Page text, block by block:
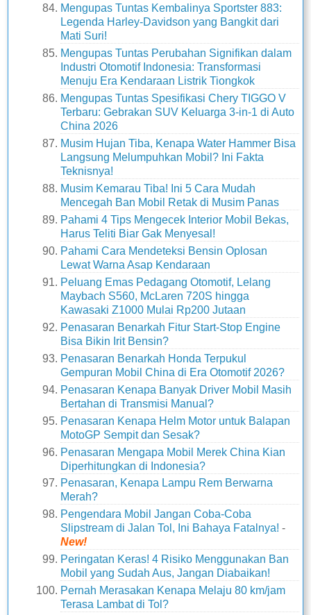
Mengupas Tuntas Kembalinya Sportster 883:
Legenda Harley-Davidson yang Bangkit dari
Mati Suri!
Mengupas Tuntas Perubahan Signifikan dalam
Industri Otomotif Indonesia: Transformasi
Menuju Era Kendaraan Listrik Tiongkok
Mengupas Tuntas Spesifikasi Chery TIGGO V
Terbaru: Gebrakan SUV Keluarga 3-in-1 di Auto
China 2026
Musim Hujan Tiba, Kenapa Water Hammer Bisa
Langsung Melumpuhkan Mobil? Ini Fakta
Teknisnya!
Musim Kemarau Tiba! Ini 5 Cara Mudah
Mencegah Ban Mobil Retak di Musim Panas
Pahami 4 Tips Mengecek Interior Mobil Bekas,
Harus Teliti Biar Gak Menyesal!
Pahami Cara Mendeteksi Bensin Oplosan
Lewat Warna Asap Kendaraan
Peluang Emas Pedagang Otomotif, Lelang
Maybach S560, McLaren 720S hingga
Kawasaki Z1000 Mulai Rp200 Jutaan
Penasaran Benarkah Fitur Start-Stop Engine
Bisa Bikin Irit Bensin?
Penasaran Benarkah Honda Terpukul
Gempuran Mobil China di Era Otomotif 2026?
Penasaran Kenapa Banyak Driver Mobil Masih
Bertahan di Transmisi Manual?
Penasaran Kenapa Helm Motor untuk Balapan
MotoGP Sempit dan Sesak?
Penasaran Mengapa Mobil Merek China Kian
Diperhitungkan di Indonesia?
Penasaran, Kenapa Lampu Rem Berwarna
Merah?
Pengendara Mobil Jangan Coba-Coba
Slipstream di Jalan Tol, Ini Bahaya Fatalnya! -
New!
Peringatan Keras! 4 Risiko Menggunakan Ban
Mobil yang Sudah Aus, Jangan Diabaikan!
Pernah Merasakan Kenapa Melaju 80 km/jam
Terasa Lambat di Tol?